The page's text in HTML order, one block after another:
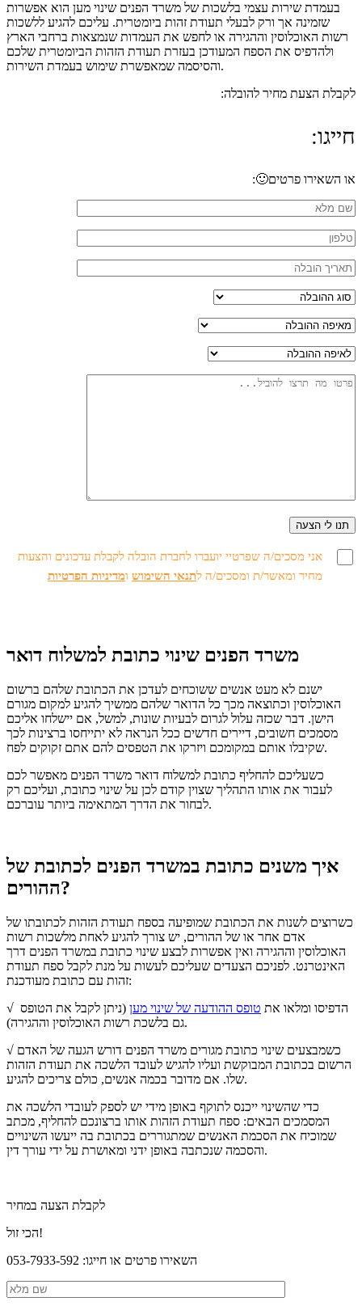
בעמדת שירות עצמי בלשכות של משרד הפנים שינוי מען הוא אפשרות
שזמינה אך ורק לבעלי תעודת זהות ביומטרית. עליכם להגיע ללשכות
רשות האוכלוסין וההגירה או לחפש את העמדות שנמצאות ברחבי הארץ
ולהדפיס את הספח המעודכן בעזרת תעודת הזהות הביומטרית שלכם
והסיסמה שמאפשרת שימוש בעמדת השירות.
לקבלת הצעת מחיר להובלה:
חייגו:
או השאירו פרטים🙂:
אני מסכים/ה שפרטיי יועברו לחברת הובלה לקבלת עדכונים והצעות
מחיר ומאשר/ת ומסכים/ה לתנאי השימוש ומדיניות הפרטיות
משרד הפנים שינוי כתובת למשלוח דואר
ישנם לא מעט אנשים ששוכחים לעדכן את הכתובת שלהם ברשום
האוכלוסין וכתוצאה מכך כל הדואר שלהם ממשיך להגיע למקום מגורם
הישן. דבר שכזה עלול לגרום לבעיות שונות, למשל, אם יישלחו אליכם
מסמכים חשובים, דיירים חדשים ככל הנראה לא יתייחסו ברצינות לכך
שקיבלו אותם במקומכם ויזרקו את הטפסים להם אתם זקוקים לפח.
כשעליכם להחליף כתובת למשלוח דואר משרד הפנים מאפשר לכם
לעבור את אותו התהליך שצוין קודם לכן על שינוי כתובת, ועליכם רק
לבחור את הדרך המתאימה ביותר עוברכם.
איך משנים כתובת במשרד הפנים לכתובת של
ההורים?
כשרוצים לשנות את הכתובת שמופיעה בספח תעודת הזהות לכתובתו של
אדם אחר או של ההורים, יש צורך להגיע לאחת מלשכות רשות
האוכלוסין וההגירה ואין אפשרות לבצע שינוי כתובת במשרד הפנים דרך
האינטרנט. לפניכם הצעדים שעליכם לעשות על מנת לקבל ספח תעודת
זהות עם כתובת מעודכנת:
√ הדפיסו ומלאו את טופס ההודעה של שינוי מען (ניתן לקבל את הטופס
גם בלשכת רשות האוכלוסין וההגירה).
√ כשמבצעים שינוי כתובת מגורים משרד הפנים דורש הגעה של האדם
הרשום בכתובת המבוקשת ועליו להגיש לעובד הלשכה את תעודת הזהות
שלו. אם מדובר בכמה אנשים, כולם צריכים להגיע.
כדי שהשינוי ייכנס לתוקף באופן מידי יש לספק לעובדי הלשכה את
המסמכים הבאים: ספח תעודת הזהות אותו ברצונכם להחליף, מכתב
שמוכיח את הסכמת האנשים שמתגוררים בכתובת בה ייעשו השינויים
והסכמה שנכתבה באופן ידני ומאושרת על ידי עורך דין.
לקבלת הצעה במחיר
הכי זול!
השאירו פרטים או חייגו: 053-7933-592